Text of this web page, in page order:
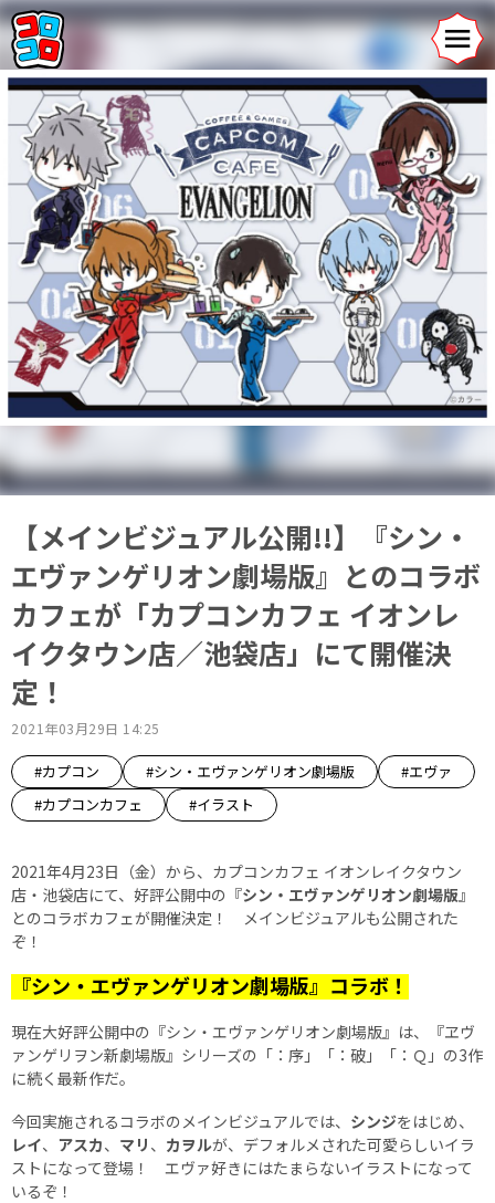
【メインビジュアル公開!!】『シン・
エヴァンゲリオン劇場版』とのコラボ
カフェが「カプコンカフェ イオンレ
イクタウン店／池袋店」にて開催決
定！
2021年03月29日 14:25
#カプコン #シン・エヴァンゲリオン劇場版
#エヴァ
#カプコンカフェ
#イラスト
2021年4月23日（金）から、カプコンカフェ イオンレイクタウン
店・池袋店にて、好評公開中の『シン・エヴァンゲリオン劇場版』
とのコラボカフェが開催決定！ メインビジュアルも公開された
ぞ！
『シン・エヴァンゲリオン劇場版』コラボ！
現在大好評公開中の『シン・エヴァンゲリオン劇場版』は、『ヱヴ
ァンゲリヲン新劇場版』シリーズの「：序」「：破」「：Ｑ」の3作
に続く最新作だ。
今回実施されるコラボのメインビジュアルでは、 シンジをはじめ、
レイ、 アスカ、 マリ 、 カヲルが、デフォルメされた可愛らしいイラ
ストになって登場！ エヴァ好きにはたまらないイラストになって
いるぞ！